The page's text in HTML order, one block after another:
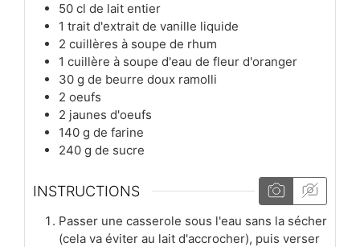
50 cl de lait entier
1 trait d'extrait de vanille liquide
2 cuillères à soupe de rhum
1 cuillère à soupe d'eau de fleur d'oranger
30 g de beurre doux ramolli
2 oeufs
2 jaunes d'oeufs
140 g de farine
240 g de sucre
INSTRUCTIONS
Passer une casserole sous l'eau sans la sécher
(cela va éviter au lait d'accrocher), puis verser